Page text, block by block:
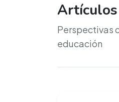
Artículos
Perspectivas
educación